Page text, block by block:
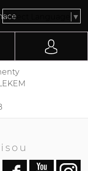
Select Language ▼